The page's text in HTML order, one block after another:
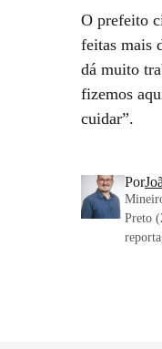
O prefeito
feitas mais
dá muito
fizemos
cuidar”.
Por
Preto